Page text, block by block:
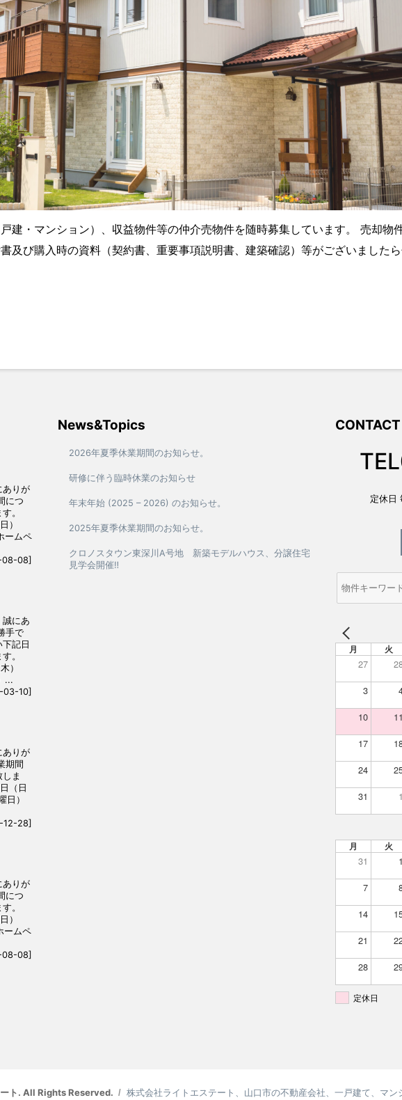
建・マンション）、収益物件等の仲介売物件を随時募集しています。 売却物
及び購入時の資料（契約書、重要事項説明書、建築確認）等がございました
ありが
につ
す。
日）
ームペ
08]
誠にあ
手で
記日
す。
木）
...
03-10]
ありが
期間
ま
（日
）
12-28]
ありが
につ
す。
日）
ームペ
08]
News&Topics
2026年夏季休業期間のお知らせ。
研修に伴う臨時休業のお知らせ
年末年始 (2025 – 2026) のお知らせ。
2025年夏季休業期間のお知らせ。
クロノスタウン東深川A号地 新築モデルハウス、分譲住宅
見学会開催‼
CONTACT
定休日
物
件
ー
ワ
ー
月 火
27
3
10 11
17
24
31
1
月 火
31 1
7
14
21
28
定休日
ト. All Rights Reserved. 株式会社ライトエステート、山口市の不動産会社、一戸建て、マン